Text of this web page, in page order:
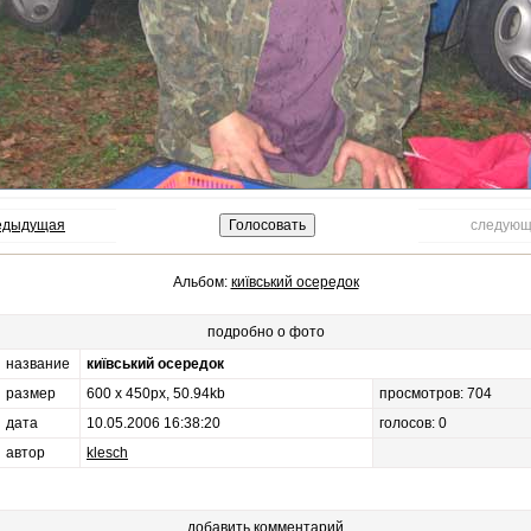
Альбом: київський осередок
подробно о фото
название
київський осередок
размер
600 x 450px, 50.94kb
просмотров: 704
дата
10.05.2006 16:38:20
голосов: 0
автор
klesch
добавить комментарий